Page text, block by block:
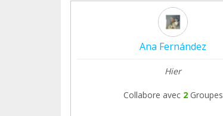
Ana Fernández
Hier
Collabore avec 2 Groupes